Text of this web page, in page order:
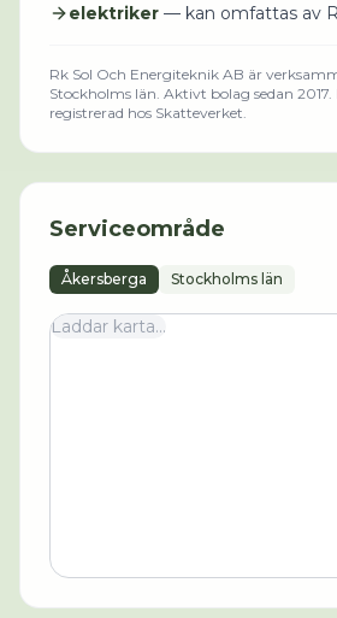
elektriker — kan omfattas av
Rk Sol Och Energiteknik AB är
Stockholms län. Aktivt bolag sedan 2017.
registrerad hos Skatteverket.
Serviceområde
Åkersberga Stockholms län
Laddar karta...